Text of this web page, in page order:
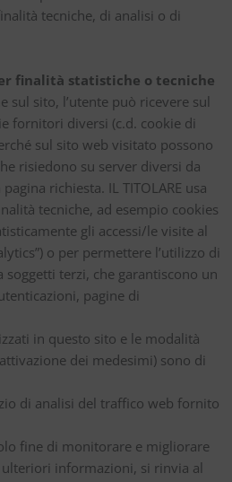
tecniche, di analisi o di
finalità statistiche o tecniche
sul sito, l’utente può ricevere sul
fornitori diversi (c.d. cookie di
sul sito web visitato possono
risiedono su server diversi da
richiesta. IL TITOLARE usa
tecniche, ad esempio cookies
gli accessi/le visite al
o per permettere l’utilizzo di
terzi, che garantiscono un
pagine di
in questo sito e le modalità
dei medesimi) sono di
di analisi del traffico web fornito
fine di monitorare e migliorare
informazioni, si rinvia al